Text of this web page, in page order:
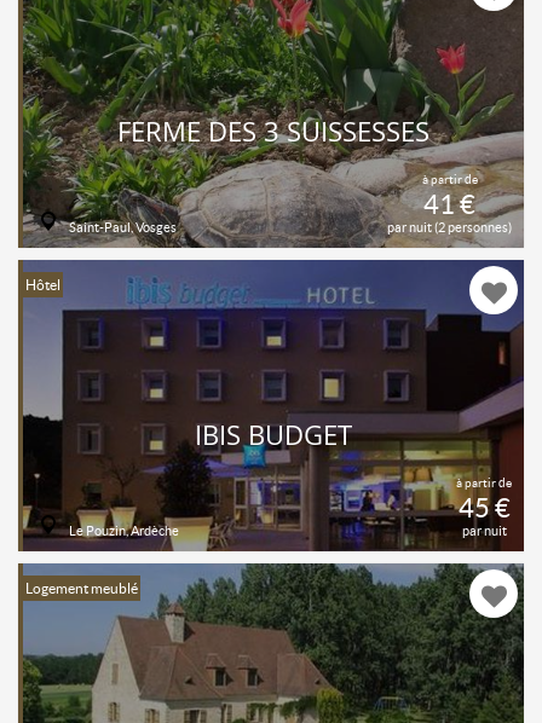
à partir de
41 €
par nuit (2 personnes)
FERME DES 3 SUISSESSES
Saint-Paul, Vosges
Hôtel
à partir de
45 €
par nuit
IBIS BUDGET
Le Pouzin, Ardèche
Logement meublé